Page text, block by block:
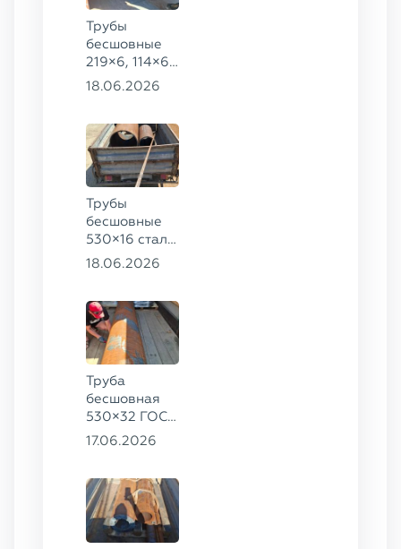
Трубы
бесшовные
219×6, 114×6,
57×6 ГОСТ
18.06.2026
Трубы
бесшовные
530×16 сталь
13ХФА,
18.06.2026
Труба
бесшовная
530×32 ГОСТ
8732-78, ст.
17.06.2026